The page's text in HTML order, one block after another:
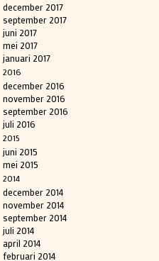
december 2017
september 2017
juni 2017
mei 2017
januari 2017
2016
december 2016
november 2016
september 2016
juli 2016
2015
juni 2015
mei 2015
2014
december 2014
november 2014
september 2014
juli 2014
april 2014
februari 2014